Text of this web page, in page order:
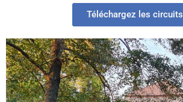
Téléchargez les circuits